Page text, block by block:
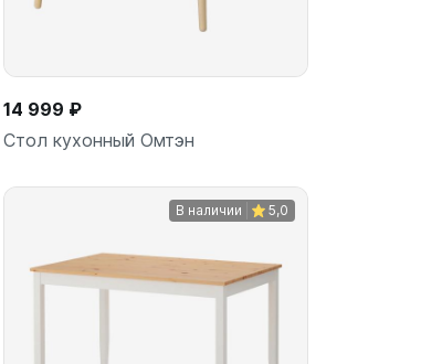
14 999 ₽
Стол кухонный Омтэн
В наличии 5,0